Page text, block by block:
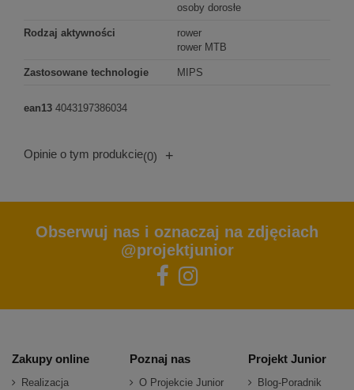
osoby dorosłe
Rodzaj aktywności
rower
rower MTB
Zastosowane technologie MIPS
ean13 4043197386034
Opinie o tym produkcie(0) +
Obserwuj nas i oznaczaj na zdjęciach
@projektjunior
Zakupy online
Realizacja
Poznaj nas
O Projekcie Junior
Projekt Junior
Blog-Poradnik